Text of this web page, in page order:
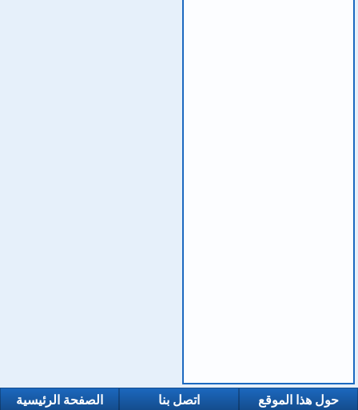
الصفحة الرئيسية اتصل بنا حول هذا الموقع